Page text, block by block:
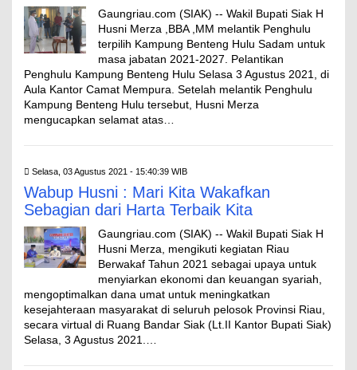
Gaungriau.com (SIAK) -- Wakil Bupati Siak H
Husni Merza ,BBA ,MM melantik Penghulu
terpilih Kampung Benteng Hulu Sadam untuk
masa jabatan 2021-2027. Pelantikan
Penghulu Kampung Benteng Hulu Selasa 3 Agustus 2021, di
Aula Kantor Camat Mempura. Setelah melantik Penghulu
Kampung Benteng Hulu tersebut, Husni Merza
mengucapkan selamat atas…
Selasa, 03 Agustus 2021 - 15:40:39 WIB
Wabup Husni : Mari Kita Wakafkan
Sebagian dari Harta Terbaik Kita
Gaungriau.com (SIAK) -- Wakil Bupati Siak H
Husni Merza, mengikuti kegiatan Riau
Berwakaf Tahun 2021 sebagai upaya untuk
menyiarkan ekonomi dan keuangan syariah,
mengoptimalkan dana umat untuk meningkatkan
kesejahteraan masyarakat di seluruh pelosok Provinsi Riau,
secara virtual di Ruang Bandar Siak (Lt.II Kantor Bupati Siak)
Selasa, 3 Agustus 2021.…